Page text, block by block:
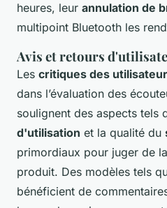
heures, leur annulation de
multipoint Bluetooth les
Avis et retours
Les critiques des
dans l’évaluation des
soulignent des aspects tels
d'utilisation et la qualité du
primordiaux pour juger de
produit. Des modèles tels
bénéficient de